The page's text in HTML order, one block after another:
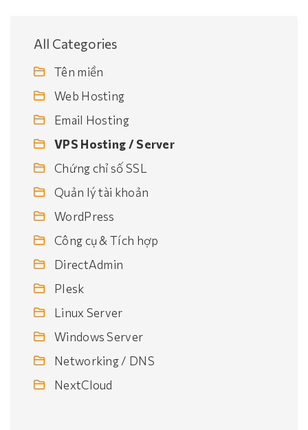
All Categories
Tên miền
Web Hosting
Email Hosting
VPS Hosting / Server
Chứng chỉ số SSL
Quản lý tài khoản
WordPress
Công cụ & Tích hợp
DirectAdmin
Plesk
Linux Server
Windows Server
Networking / DNS
NextCloud